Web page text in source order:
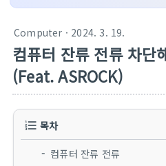
Computer · 2024. 3. 19.
컴퓨터 잔류 전류 차단
(Feat. ASROCK)
목차
컴퓨터 잔류 전류